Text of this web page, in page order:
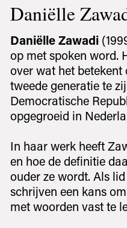
Daniëlle
Daniëlle Zawadi
op met spoken word.
over wat het
tweede generatie te
Democratische
opgegroeid in
In haar werk heeft
en hoe de definitie
ouder ze wordt. Als
schrijven een kans
met woorden vast te